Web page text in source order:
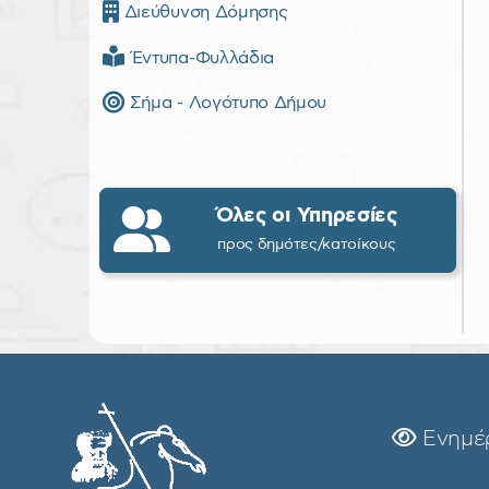
Διεύθυνση Δόμησης
Έντυπα-Φυλλάδια
Σήμα - Λογότυπο Δήμου
Όλες οι Υπηρεσίες
προς δημότες/κατοίκους